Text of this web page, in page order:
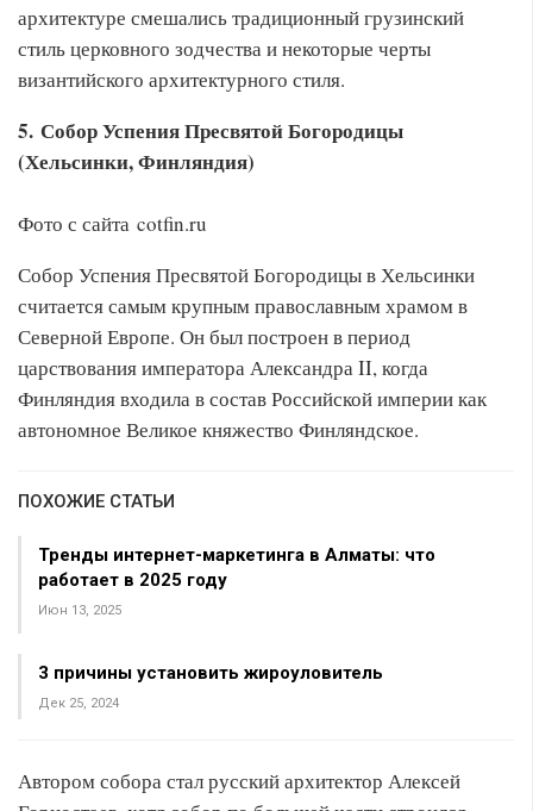
архитектуре смешались традиционный грузинский
стиль церковного зодчества и некоторые черты
византийского архитектурного стиля.
5. Собор Успения Пресвятой Богородицы
(Хельсинки, Финляндия)
Фото с сайта cotfin.ru
Собор Успения Пресвятой Богородицы в Хельсинки
считается самым крупным православным храмом в
Северной Европе. Он был построен в период
царствования императора Александра II, когда
Финляндия входила в состав Российской империи как
автономное Великое княжество Финляндское.
ПОХОЖИЕ СТАТЬИ
Тренды интернет-маркетинга в Алматы: что
работает в 2025 году
Июн 13, 2025
3 причины установить жироуловитель
Дек 25, 2024
Автором собора стал русский архитектор Алексей